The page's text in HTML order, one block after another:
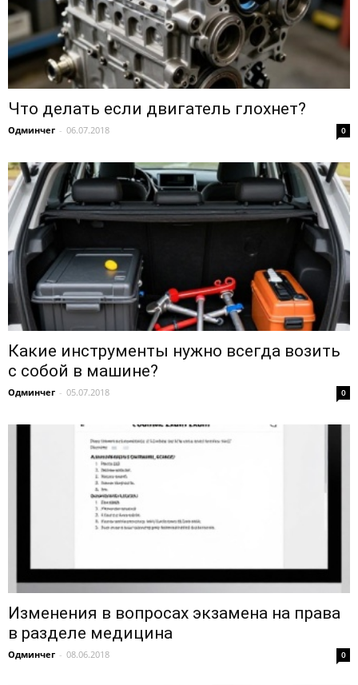
Что делать если двигатель глохнет?
Одминчег - 06.07.2018 0
Какие инструменты нужно всегда возить
с собой в машине?
Одминчег - 05.07.2018 0
Изменения в вопросах экзамена на права
в разделе медицина
Одминчег - 08.06.2018 0